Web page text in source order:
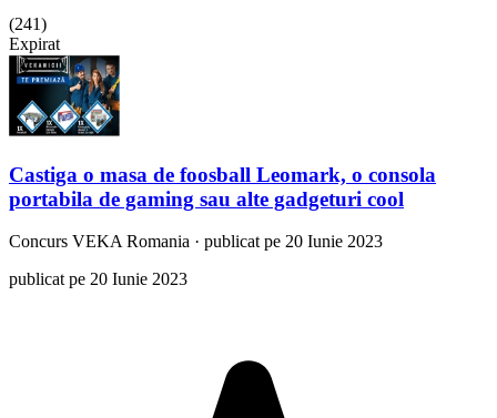
(241)
Expirat
Castiga o masa de foosball Leomark, o consola
portabila de gaming sau alte gadgeturi cool
Concurs VEKA Romania · publicat pe 20 Iunie 2023
publicat pe 20 Iunie 2023